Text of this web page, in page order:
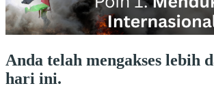
Anda telah mengakses lebih
hari ini.